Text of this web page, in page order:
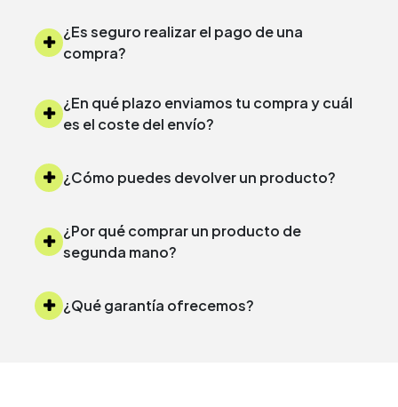
¿Es seguro realizar el pago de una
compra?
¿En qué plazo enviamos tu compra y cuál
es el coste del envío?
¿Cómo puedes devolver un producto?
¿Por qué comprar un producto de
segunda mano?
¿Qué garantía ofrecemos?